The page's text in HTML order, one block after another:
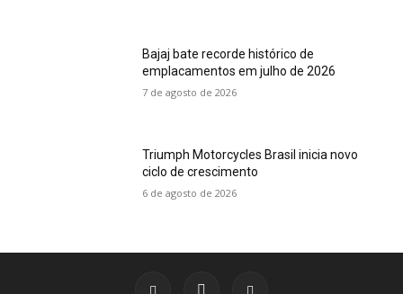
Bajaj bate recorde histórico de
emplacamentos em julho de 2026
7 de agosto de 2026
Triumph Motorcycles Brasil inicia novo
ciclo de crescimento
6 de agosto de 2026